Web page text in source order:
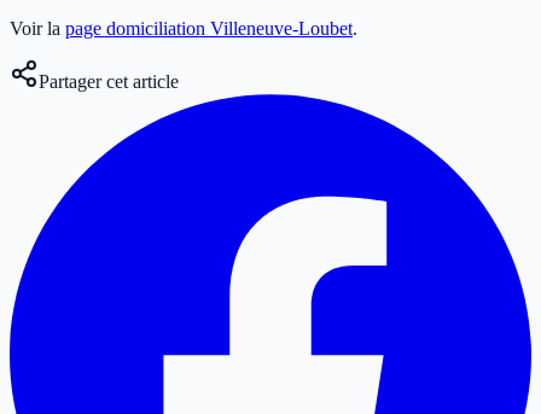
Voir la page domiciliation Villeneuve-Loubet.
Partager cet article